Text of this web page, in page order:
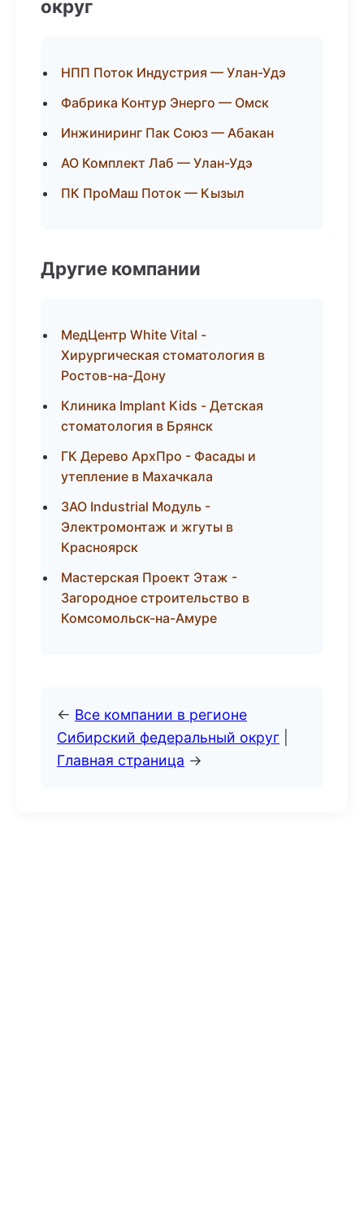
округ
НПП Поток Индустрия — Улан-Удэ
Фабрика Контур Энерго — Омск
Инжиниринг Пак Союз — Абакан
АО Комплект Лаб — Улан-Удэ
ПК ПроМаш Поток — Кызыл
Другие компании
МедЦентр White Vital -
Хирургическая стоматология в
Ростов-на-Дону
Клиника Implant Kids - Детская
стоматология в Брянск
ГК Дерево АрхПро - Фасады и
утепление в Махачкала
ЗАО Industrial Модуль -
Электромонтаж и жгуты в
Красноярск
Мастерская Проект Этаж -
Загородное строительство в
Комсомольск-на-Амуре
← Все компании в регионе
Сибирский федеральный округ
Главная страница →